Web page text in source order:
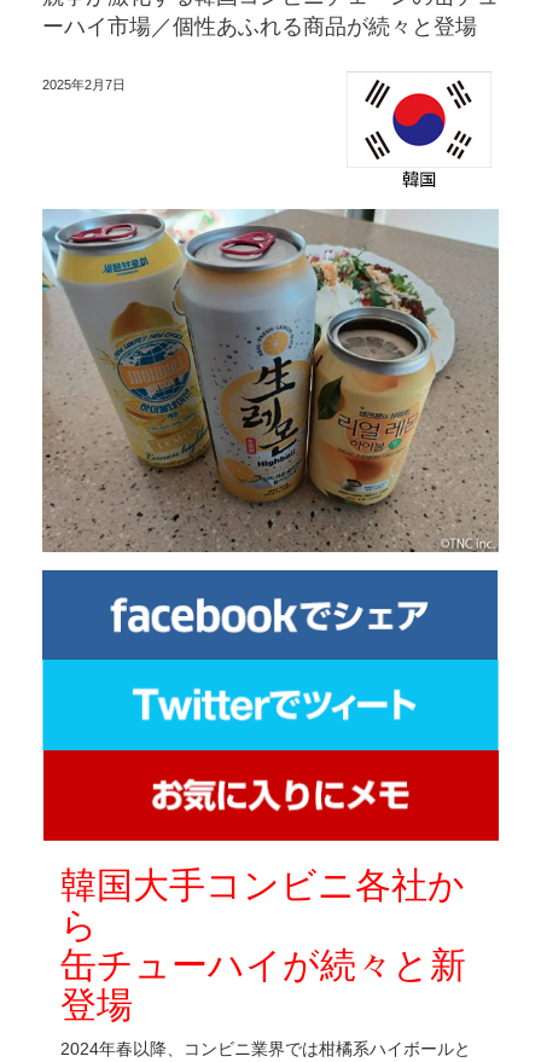
ーハイ市場／個性あふれる商品が続々と登場
2025年2月7日
韓国 大手コンビニ各社か
ら
缶チューハイが続々と新
登場
2024年春以降、コンビニ業界では柑橘系ハイボールと